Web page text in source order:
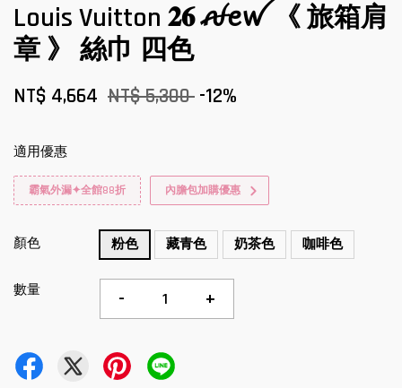
Louis Vuitton 𝟐𝟔 ꫛꫀꪝ 《 旅箱肩
章 》 絲巾 四色
NT$ 4,664 NT$ 5,300 -12%
適用優惠
霸氣外漏✦全館88折 內膽包加購優惠
顏色 粉色 藏青色 奶茶色 咖啡色
數量 - +